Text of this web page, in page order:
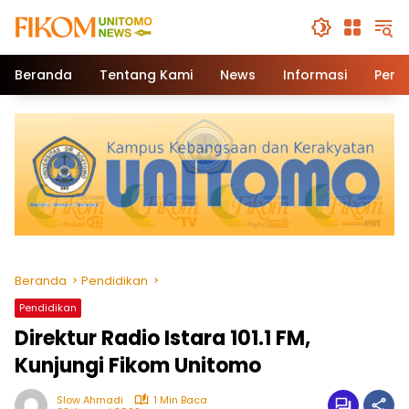
Beranda Tentang Kami News Informasi
Beranda Pendidikan
Pendidikan
Direktur Radio Istara 101.1 FM,
Kunjungi Fikom Unitomo
Slow Ahmadi
1 Min Baca